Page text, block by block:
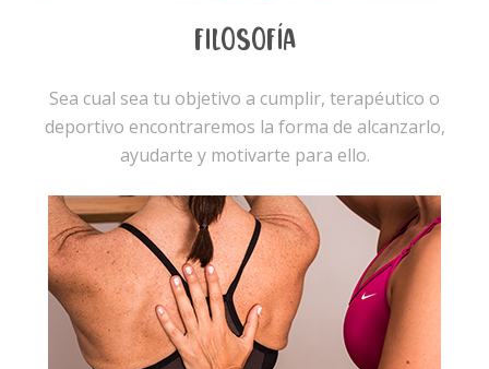
FILOSOFÍA
Sea cual sea tu objetivo a cumplir, terapéutico o
deportivo encontraremos la forma de alcanzarlo,
ayudarte y motivarte para ello.